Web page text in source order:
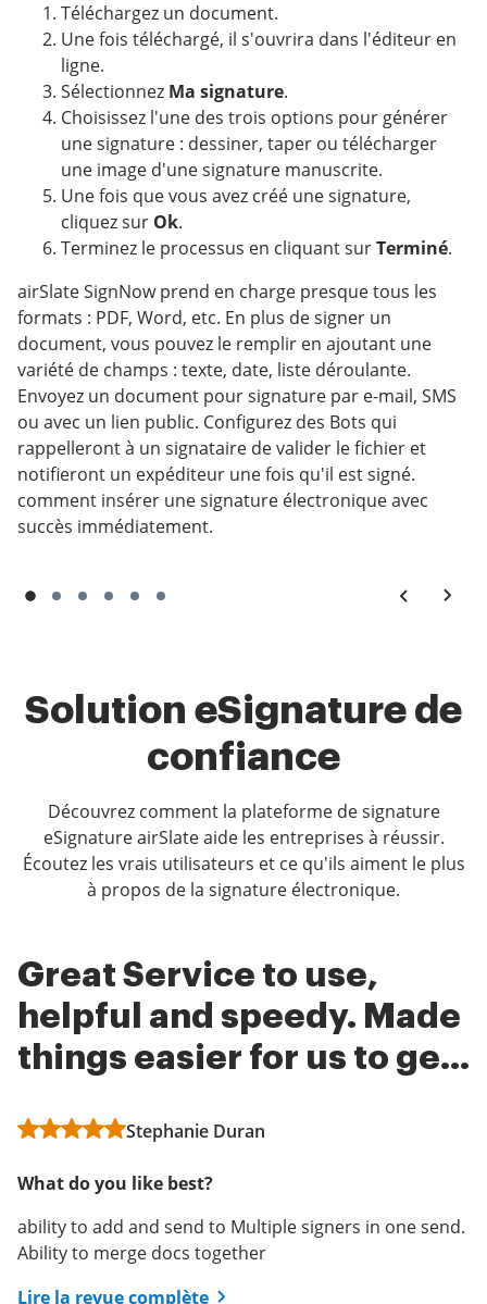
Téléchargez un document.
Une fois téléchargé, il s'ouvrira dans l'éditeur en
ligne.
Sélectionnez Ma signature.
Choisissez l'une des trois options pour générer
une signature : dessiner, taper ou télécharger
une image d'une signature manuscrite.
Une fois que vous avez créé une signature,
cliquez sur Ok.
Terminez le processus en cliquant surTerminé.
airSlate SignNow prend en charge presque tous les
formats : PDF, Word, etc. En plus de signer un
document, vous pouvez le remplir en ajoutant une
variété de champs : texte, date, liste déroulante.
Envoyez un document pour signature par e-mail, SMS
ou avec un lien public. Configurez des Bots qui
rappelleront à un signataire de valider le fichier et
notifieront un expéditeur une fois qu'il est signé.
comment insérer une signature électronique avec
succès immédiatement.
Solution eSignature de
confiance
Découvrez comment la plateforme de signature
eSignature airSlate aide les entreprises à réussir.
Écoutez les vrais utilisateurs et ce qu'ils aiment le plus
à propos de la signature électronique.
Great Service to use,
helpful and speedy. Made
things easier for us to get
Stephanie Duran
What do you like best?
ability to add and send to Multiple signers in one send.
Ability to merge docs together
Lire la revue complète
airSlate SignNow is
secure and useful
What do you like best?
The ability to set up different forms with different
Lire la revue complète
Makes Doing Business
Easier
What do you like best?
We use sign now for our real estate contracts and I
every contract. Without airSlate SignNow, we would
have to chase people down, worry about having them
print out, scan, and then remember to send us back